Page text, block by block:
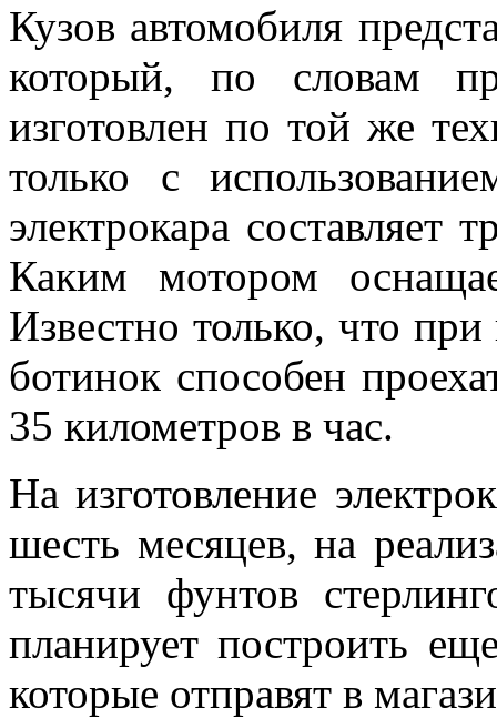
Кузов автомобиля
который, по словам
изготовлен по той же
только с
электрокара
Каким мотором
Известно только, что
ботинок способен
35 километров в час.
На изготовление
шесть месяцев, на
тысячи фунтов
планирует построить
которые отправят в